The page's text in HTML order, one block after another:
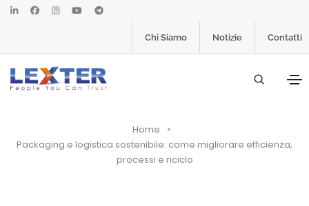
Chi Siamo Notizie Contatti
Home
Packaging e logistica sostenibile: come migliorare efficienza,
processi e riciclo